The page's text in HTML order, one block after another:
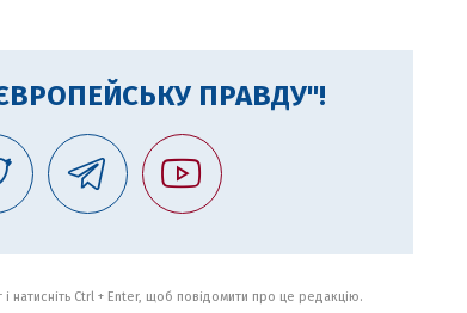
ПРАВДУ"!
натисніть Ctrl + Enter, щоб повідомити про це редакцію.